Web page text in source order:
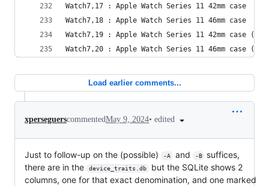
Watch7,17 : Apple Watch Series 11 42mm case
Watch7,18 : Apple Watch Series 11 46mm case
Watch7,19 : Apple Watch Series 11 42mm case
Watch7,20 : Apple Watch Series 11 46mm case
Load earlier comments...
xperseguerscommentedMay 9, 2024• edited
Just to follow-up on the (possible) -A and -B
suffices,
there are in the
device_traits.db
but the SQLite shows 2
columns, one for that exact denomination, and one marked